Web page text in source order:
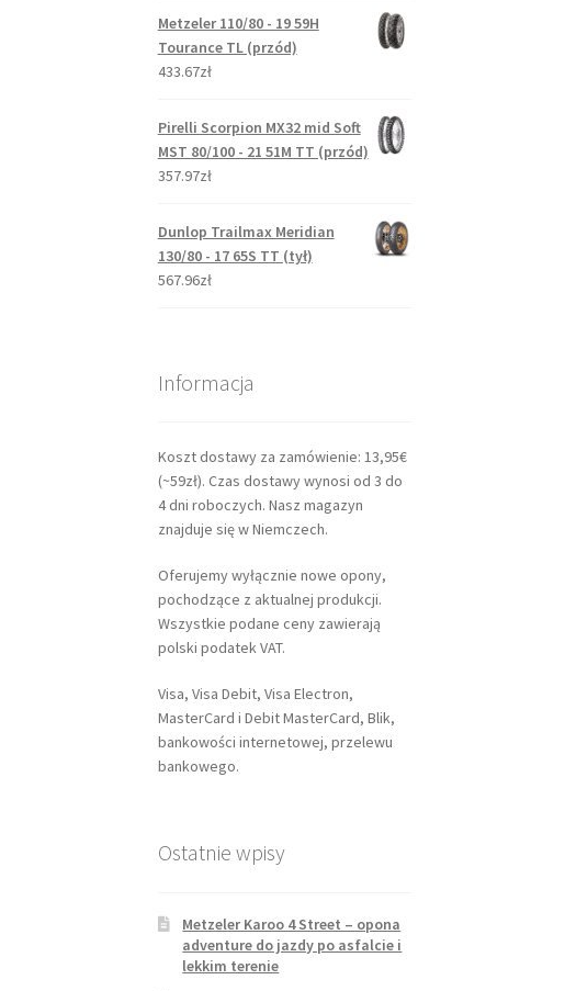
Metzeler 110/80 - 19 59H
Tourance TL (przód)
433.67zł
Pirelli Scorpion MX32 mid Soft
MST 80/100 - 21 51M TT (przód)
357.97zł
Dunlop Trailmax Meridian
130/80 - 17 65S TT (tył)
567.96zł
Informacja
Koszt dostawy za zamówienie: 13,95€
(~59zł). Czas dostawy wynosi od 3 do
4 dni roboczych. Nasz magazyn
znajduje się w Niemczech.
Oferujemy wyłącznie nowe opony,
pochodzące z aktualnej produkcji.
Wszystkie podane ceny zawierają
polski podatek VAT.
Visa, Visa Debit, Visa Electron,
MasterCard i Debit MasterCard, Blik,
bankowości internetowej, przelewu
bankowego.
Ostatnie wpisy
Metzeler Karoo 4 Street – opona
adventure do jazdy po asfalcie i
lekkim terenie